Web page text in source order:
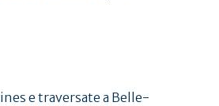
e traversate a Belle-